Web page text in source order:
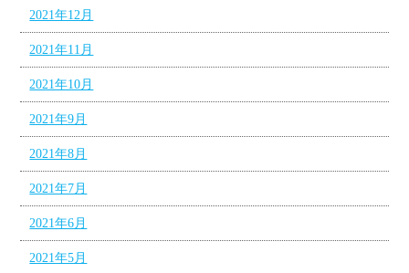
2021年12月
2021年11月
2021年10月
2021年9月
2021年8月
2021年7月
2021年6月
2021年5月